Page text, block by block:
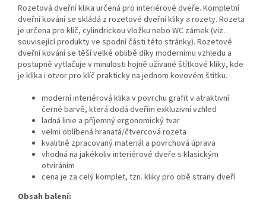
Rozetová dveřní klika určená pro interiérové dveře. Kompletní
dveřní kování se skládá z rozetové dveřní kliky a rozety. Rozeta
je určena pro klíč, cylindrickou vložku nebo WC zámek (viz.
související produkty ve spodní části této stránky). Rozetové
dveřní kování se těší velké oblibě díky modernímu vzhledu a
postupně vytlačuje v minulosti hojně užívané štítkové kliky, kde
je klika i otvor pro klíč prakticky na jednom kovovém štítku.
moderní interiérová klika v povrchu grafit v atraktivní
černé barvě, která dodá dveřím exkluzivní vzhled
ladná linie a příjemný ergonomický tvar
velmi oblíbená hranatá/čtvercová rozeta
kvalitně zpracovaný materiál a povrchová úprava
vhodná na jakékoliv interiérové dveře s klasickým
otvíráním
cena je za celý komplet, tzn. kliky pro obě strany dveří
Obsah balení: